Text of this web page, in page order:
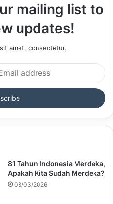
mailing list to
updates!
amet, consectetur.
81 Tahun Indonesia Merdeka,
Apakah Kita Sudah Merdeka?
08/03/2026